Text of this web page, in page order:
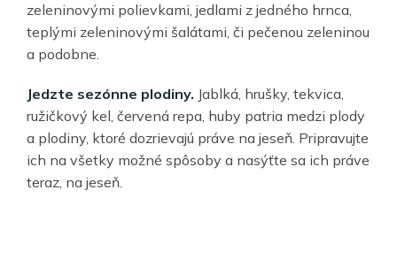
zeleninovými polievkami, jedlami z jedného hrnca,
teplými zeleninovými šalátami, či pečenou zeleninou
a podobne.
Jedzte sezónne plodiny. Jablká, hrušky, tekvica,
ružičkový kel, červená repa, huby patria medzi plody
a plodiny, ktoré dozrievajú práve na jeseň. Pripravujte
ich na všetky možné spôsoby a nasýťte sa ich práve
teraz, na jeseň.